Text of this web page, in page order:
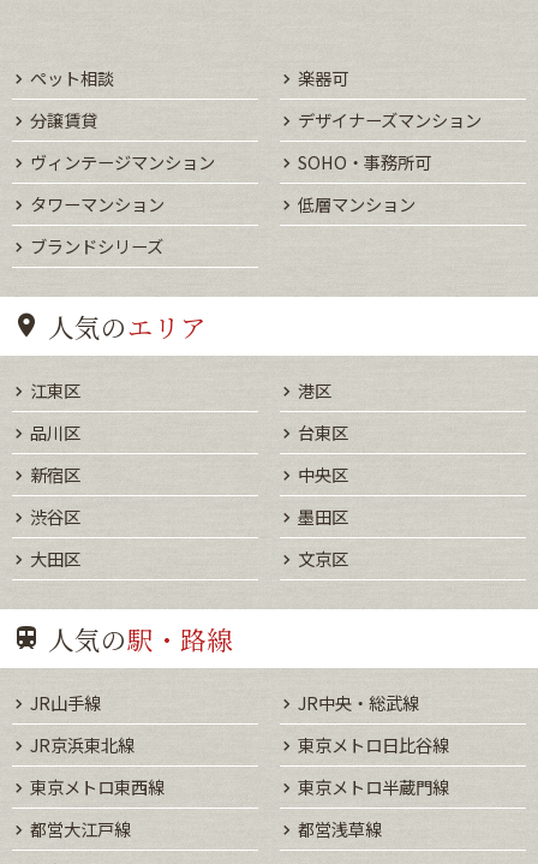
ペット相談
楽器可
分譲賃貸
デザイナーズマンション
ヴィンテージマンション
SOHO・事務所可
タワーマンション
低層マンション
ブランドシリーズ
人気のエリア
江東区
港区
品川区
台東区
新宿区
中央区
渋谷区
墨田区
大田区
文京区
人気の駅・路線
JR山手線
JR中央・総武線
JR京浜東北線
東京メトロ日比谷線
東京メトロ東西線
東京メトロ半蔵門線
都営大江戸線
都営浅草線